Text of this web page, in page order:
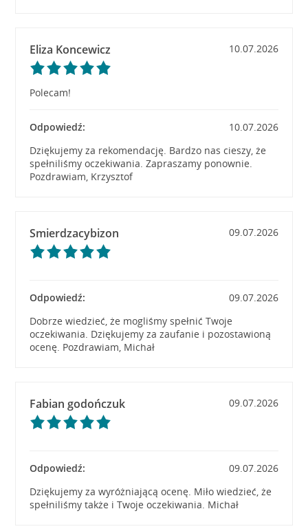
Eliza Koncewicz 10.07.2026
Polecam!
Odpowiedź:
10.07.2026
Dziękujemy za rekomendację. Bardzo nas cieszy, że
spełniliśmy oczekiwania. Zapraszamy ponownie.
Pozdrawiam, Krzysztof
Smierdzacybizon 09.07.2026
Odpowiedź:
09.07.2026
Dobrze wiedzieć, że mogliśmy spełnić Twoje
oczekiwania. Dziękujemy za zaufanie i pozostawioną
ocenę. Pozdrawiam, Michał
Fabian godończuk 09.07.2026
Odpowiedź:
09.07.2026
Dziękujemy za wyróżniającą ocenę. Miło wiedzieć, że
spełniliśmy także i Twoje oczekiwania. Michał